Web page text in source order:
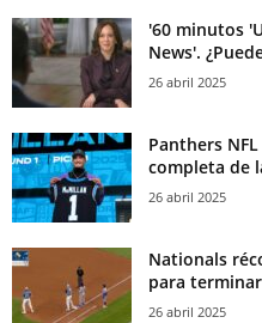
'60 minutos
News'.
26 abril 2025
Panthers
completa de
26 abril 2025
Nationals
para
26 abril 2025